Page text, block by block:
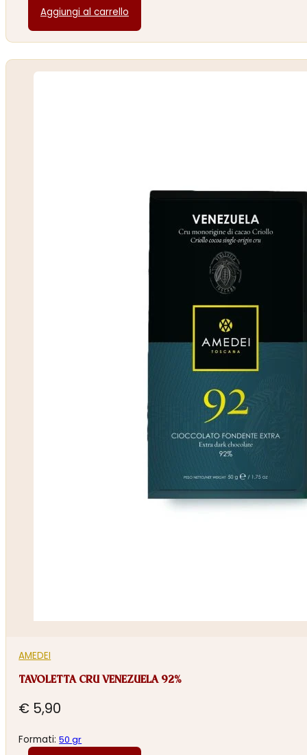
Aggiungi al carrello
AMEDEI
TAVOLETTA CRU VENEZUELA 92%
€ 5,90
Formati:50 gr